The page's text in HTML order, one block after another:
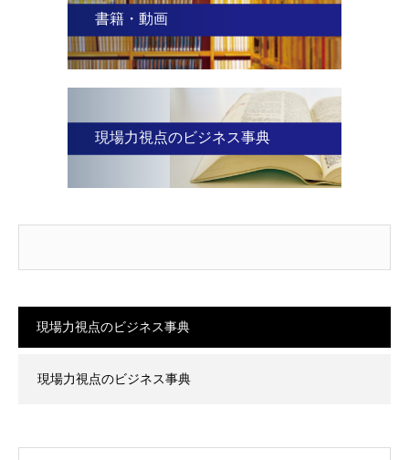
書籍・動画
現場力視点のビジネス事典
現場力視点のビジネス事典
現場力視点のビジネス事典